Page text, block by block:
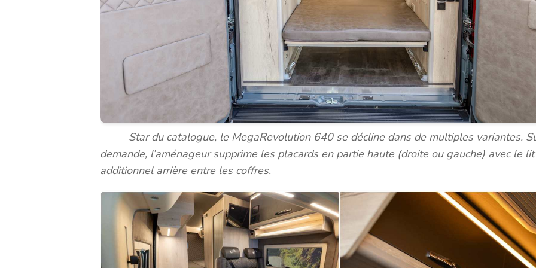
Star du catalogue, le MegaRevolution 640 se décline dans de multiples variantes.
demande, l’aménageur supprime les placards en partie haute (droite ou gauche) avec le lit
additionnel arrière entre les coffres.